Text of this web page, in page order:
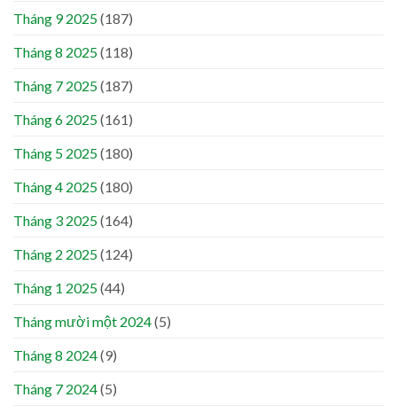
Tháng 9 2025(187)
Tháng 8 2025(118)
Tháng 7 2025(187)
Tháng 6 2025(161)
Tháng 5 2025(180)
Tháng 4 2025(180)
Tháng 3 2025(164)
Tháng 2 2025(124)
Tháng 1 2025(44)
Tháng mười một 2024(5)
Tháng 8 2024(9)
Tháng 7 2024(5)